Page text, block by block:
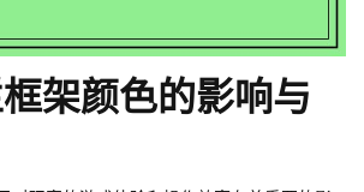
架颜色的影响与